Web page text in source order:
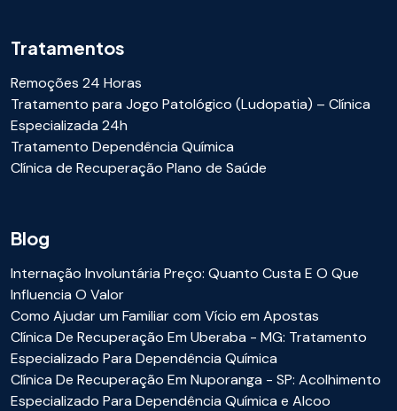
Tratamentos
Remoções 24 Horas
Tratamento para Jogo Patológico (Ludopatia) – Clínica
Especializada 24h
Tratamento Dependência Química
Clínica de Recuperação Plano de Saúde
Blog
Internação Involuntária Preço: Quanto Custa E O Que
Influencia O Valor
Como Ajudar um Familiar com Vício em Apostas
Clínica De Recuperação Em Uberaba - MG: Tratamento
Especializado Para Dependência Química
Clínica De Recuperação Em Nuporanga - SP: Acolhimento
Especializado Para Dependência Química e Alcoo